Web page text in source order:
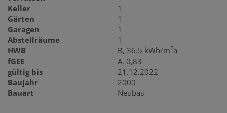
Keller
1
Gärten
1
Garagen
1
Abstellräume
1
HWB
B, 36.5 kWh/m2a
fGEE
A, 0,83
gültig bis
21.12.2022
Baujahr
2000
Bauart
Neubau